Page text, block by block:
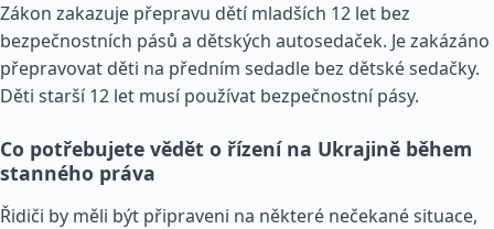
Zákon zakazuje přepravu dětí mladších 12 let bez
bezpečnostních pásů a dětských autosedaček. Je zakázáno
přepravovat děti na předním sedadle bez dětské sedačky.
Děti starší 12 let musí používat bezpečnostní pásy.
Co potřebujete vědět o řízení na Ukrajině během
stanného práva
Řidiči by měli být připraveni na některé nečekané situace,